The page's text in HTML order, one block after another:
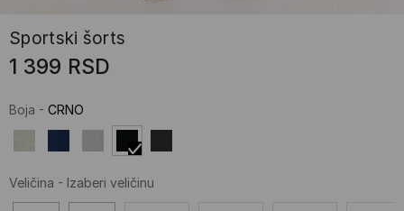
Sportski šorts
1 399 RSD
Boja - CRNO
Veličina - Izaberi veličinu